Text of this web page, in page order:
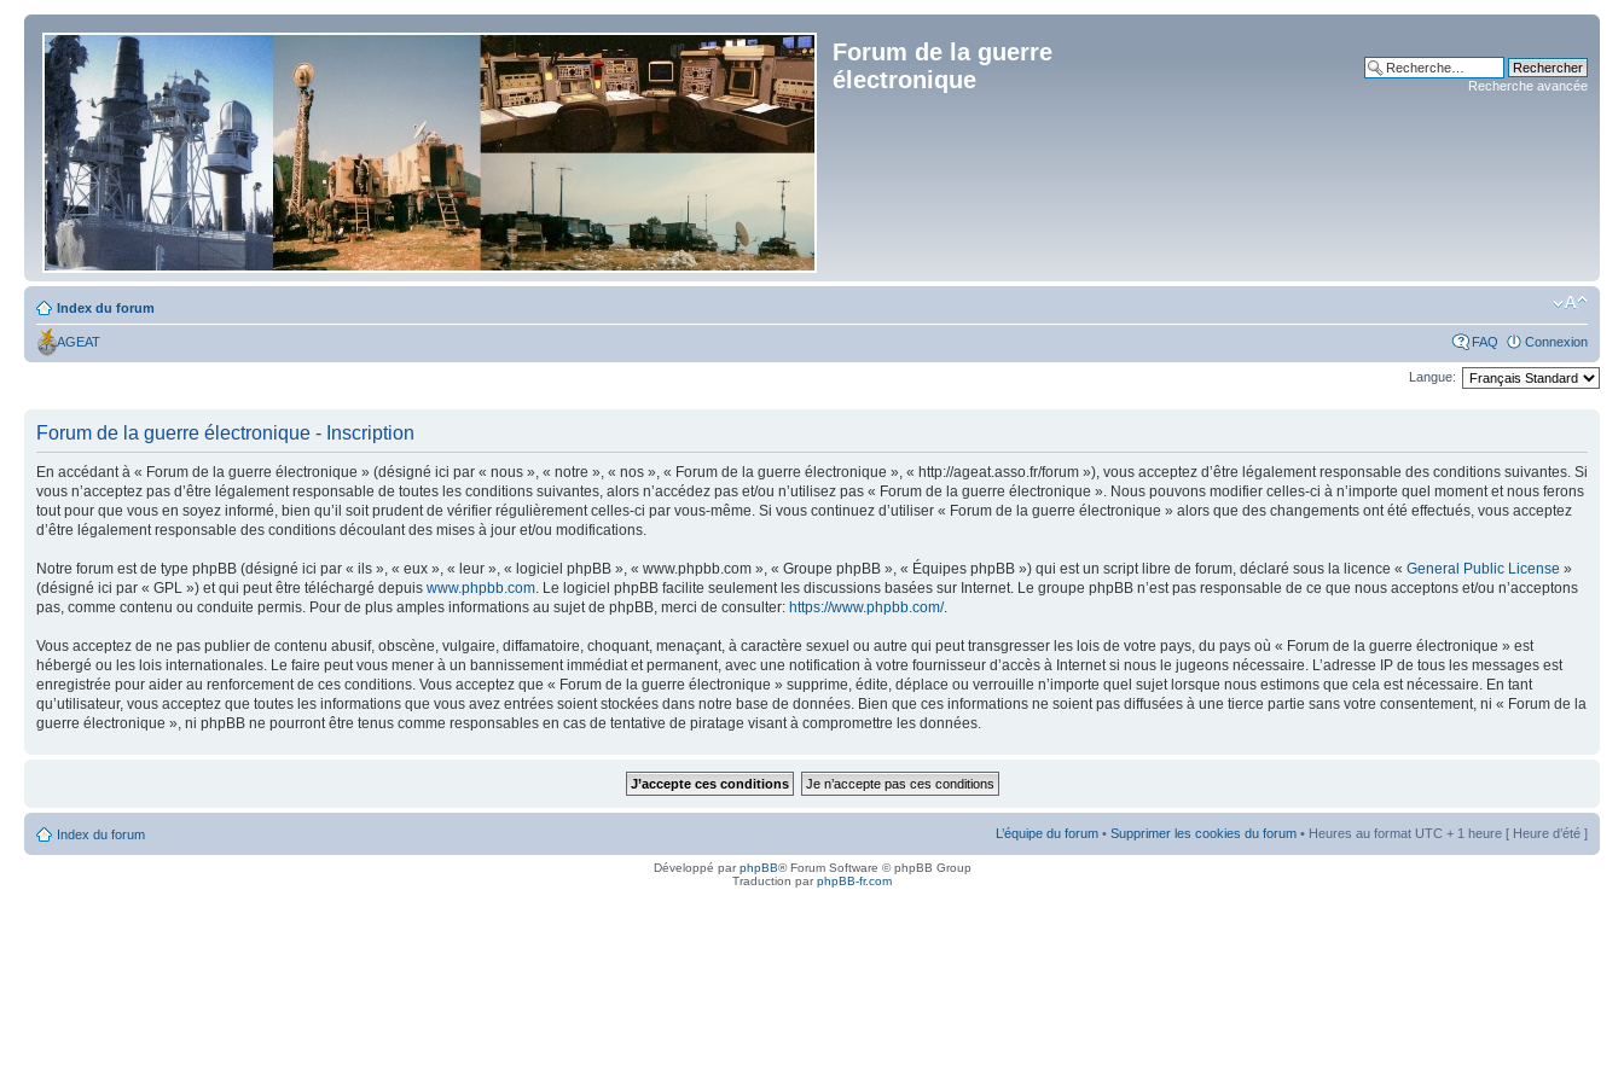
Forum de la guerre
électronique
Recherche avancée
Index du forum
AGEAT FAQ Connexion
Langue:
Forum de la guerre électronique - Inscription
En accédant à « Forum de la guerre électronique » (désigné ici par « nous », « notre », « nos », « Forum de la guerre électronique », « http://ageat.asso.fr/forum »), vous acceptez d’être légalement responsable des conditions suivantes. Si
vous n’acceptez pas d’être légalement responsable de toutes les conditions suivantes, alors n’accédez pas et/ou n’utilisez pas « Forum de la guerre électronique ». Nous pouvons modifier celles-ci à n’importe quel moment et nous ferons
tout pour que vous en soyez informé, bien qu’il soit prudent de vérifier régulièrement celles-ci par vous-même. Si vous continuez d’utiliser « Forum de la guerre électronique » alors que des changements ont été effectués, vous acceptez
d’être légalement responsable des conditions découlant des mises à jour et/ou modifications.
Notre forum est de type phpBB (désigné ici par « ils », « eux », « leur », « logiciel phpBB », « www.phpbb.com », « Groupe phpBB », « Équipes phpBB ») qui est un script libre de forum, déclaré sous la licence « General Public License »
(désigné ici par « GPL ») et qui peut être téléchargé depuis www.phpbb.com . Le logiciel phpBB facilite seulement les discussions basées sur Internet. Le groupe phpBB n’est pas responsable de ce que nous acceptons et/ou n’acceptons
pas, comme contenu ou conduite permis. Pour de plus amples informations au sujet de phpBB, merci de consulter: https://www.phpbb.com/.
Vous acceptez de ne pas publier de contenu abusif, obscène, vulgaire, diffamatoire, choquant, menaçant, à caractère sexuel ou autre qui peut transgresser les lois de votre pays, du pays où « Forum de la guerre électronique » est
hébergé ou les lois internationales. Le faire peut vous mener à un bannissement immédiat et permanent, avec une notification à votre fournisseur d’accès à Internet si nous le jugeons nécessaire. L’adresse IP de tous les messages est
enregistrée pour aider au renforcement de ces conditions. Vous acceptez que « Forum de la guerre électronique » supprime, édite, déplace ou verrouille n’importe quel sujet lorsque nous estimons que cela est nécessaire. En tant
qu’utilisateur, vous acceptez que toutes les informations que vous avez entrées soient stockées dans notre base de données. Bien que ces informations ne soient pas diffusées à une tierce partie sans votre consentement, ni « Forum de la
guerre électronique », ni phpBB ne pourront être tenus comme responsables en cas de tentative de piratage visant à compromettre les données.
Index du forum L’équipe du forum • Supprimer les cookies du forum • Heures au format UTC + 1 heure [ Heure d’été ]
Développé parphpBB® Forum Software © phpBB Group
Traduction parphpBB-fr.com